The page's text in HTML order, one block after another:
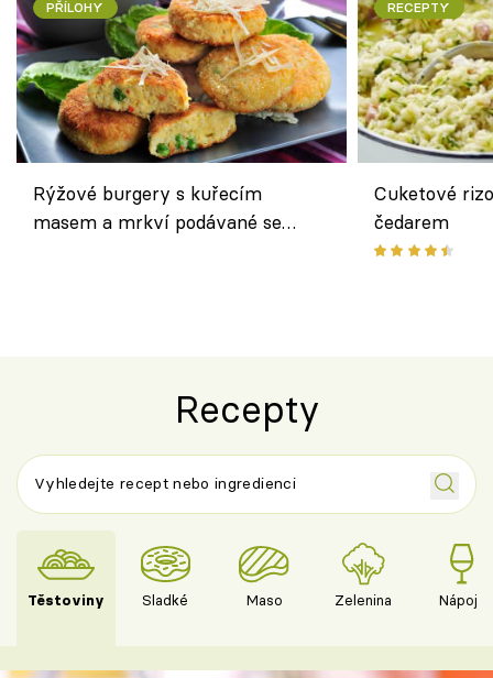
PŘÍLOHY
Rýžové burgery s kuřecím
masem a mrkví podávané se
RECEPTY
Cuketové
čedarem
Recepty
Těstoviny Sladké Maso Zelenina Nápoje